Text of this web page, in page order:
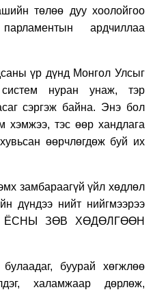
ийн төлөө дуу хоолойгоо
ардчиллаа
үр дүнд Монгол Улсыг
нуран унаж, тэр
сэргэж байна. Энэ бол
хэмжээ, тэс өөр хандлага
өөрчлөгдөж буй их
замбараагүй үйл хөдлөл
дүндээ нийт нийгмээрээ
ЗӨВ ХӨДӨЛГӨӨН
булаадаг, буурай хөгжлөө
дэг, халамжаар дөрлөж,